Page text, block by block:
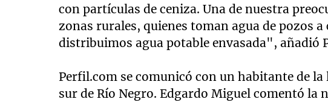
con partículas de ceniza. Una de nuestra
zonas rurales, quienes toman agua de pozos
distribuimos agua potable envasada", añadió
Perfil.com se comunicó con un habitante de la
sur de Río Negro. Edgardo Miguel comentó la